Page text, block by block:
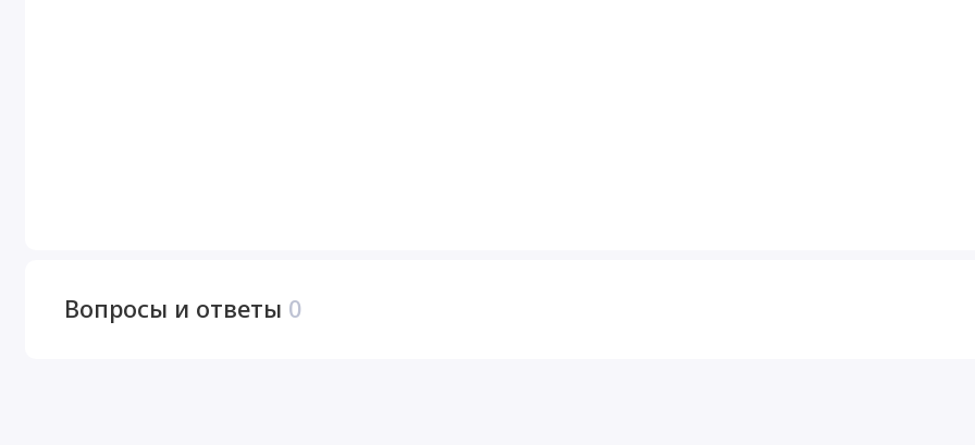
Вопросы и ответы 0